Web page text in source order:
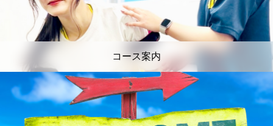
コース案内